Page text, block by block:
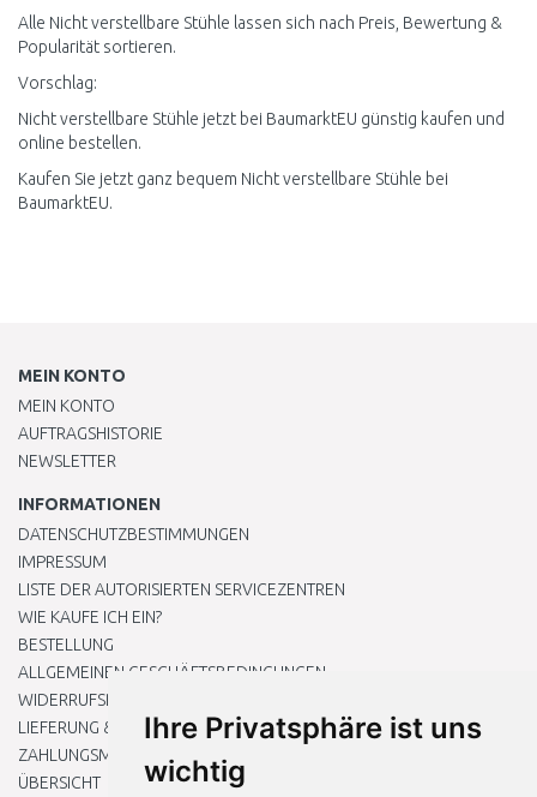
Ihre Privatsphäre ist uns
wichtig
Alle Nicht verstellbare Stühle lassen sich nach Preis, Bewertung &
Popularität sortieren.
Vorschlag:
Nicht verstellbare Stühle jetzt bei BaumarktEU günstig kaufen und
online bestellen.
Kaufen Sie jetzt ganz bequem Nicht verstellbare Stühle bei
BaumarktEU.
MEIN KONTO
MEIN KONTO
AUFTRAGSHISTORIE
NEWSLETTER
INFORMATIONEN
DATENSCHUTZBESTIMMUNGEN
IMPRESSUM
LISTE DER AUTORISIERTEN SERVICEZENTREN
WIE KAUFE ICH EIN?
BESTELLUNG
ALLGEMEINEN GESCHÄFTSBEDINGUNGEN
WIDERRUFSRECHT
LIEFERUNG & ZAHLUNG
ZAHLUNGSMETHODEN
ÜBERSICHT